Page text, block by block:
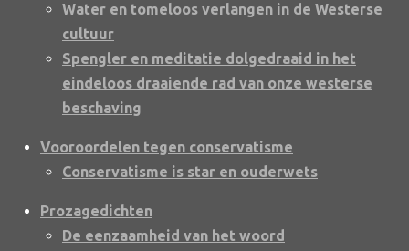
Water en tomeloos verlangen in de Westerse
cultuur
Spengler en meditatie dolgedraaid in het
eindeloos draaiende rad van onze westerse
beschaving
Vooroordelen tegen conservatisme
Conservatisme is star en ouderwets
Prozagedichten
De eenzaamheid van het woord